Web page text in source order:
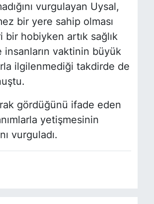
vurgulayan Uysal,
bir yere sahip olması
hobiyken artık sağlık
insanların vaktinin büyük
ilgilenmediği takdirde de
gördüğünü ifade eden
yetişmesinin
vurguladı.